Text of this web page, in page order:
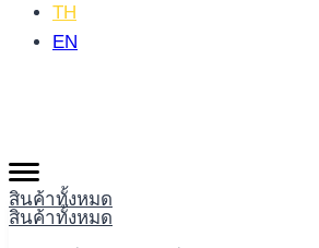
TH
EN
สินค้าทั้งหมด
สินค้าทั้งหมด